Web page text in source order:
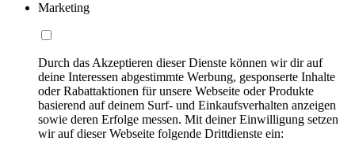
Marketing
Durch das Akzeptieren dieser Dienste können wir dir auf
deine Interessen abgestimmte Werbung, gesponserte Inhalte
oder Rabattaktionen für unsere Webseite oder Produkte
basierend auf deinem Surf- und Einkaufsverhalten anzeigen
sowie deren Erfolge messen. Mit deiner Einwilligung setzen
wir auf dieser Webseite folgende Drittdienste ein: